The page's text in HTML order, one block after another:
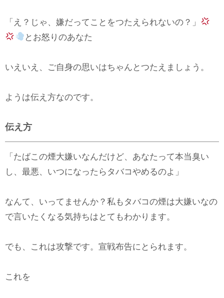
「え？じゃ、嫌だってことをつたえられないの？」
とお怒りのあなた
いえいえ、ご自身の思いはちゃんとつたえましょう。
ようは伝え方なのです。
伝え方
「たばこの煙大嫌いなんだけど、あなたって本当臭い
し、最悪、いつになったらタバコやめるのよ」
なんて、いってませんか？私もタバコの煙は大嫌いなの
で言いたくなる気持ちはとてもわかります。
でも、これは攻撃です。宣戦布告にとられます。
これを